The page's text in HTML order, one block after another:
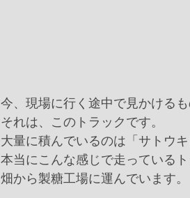
今、現場に行く途中で見かけるも
それは、このトラックです。
大量に積んでいるのは「サトウキ
本当にこんな感じで走っている
畑から製糖工場に運んでいます。